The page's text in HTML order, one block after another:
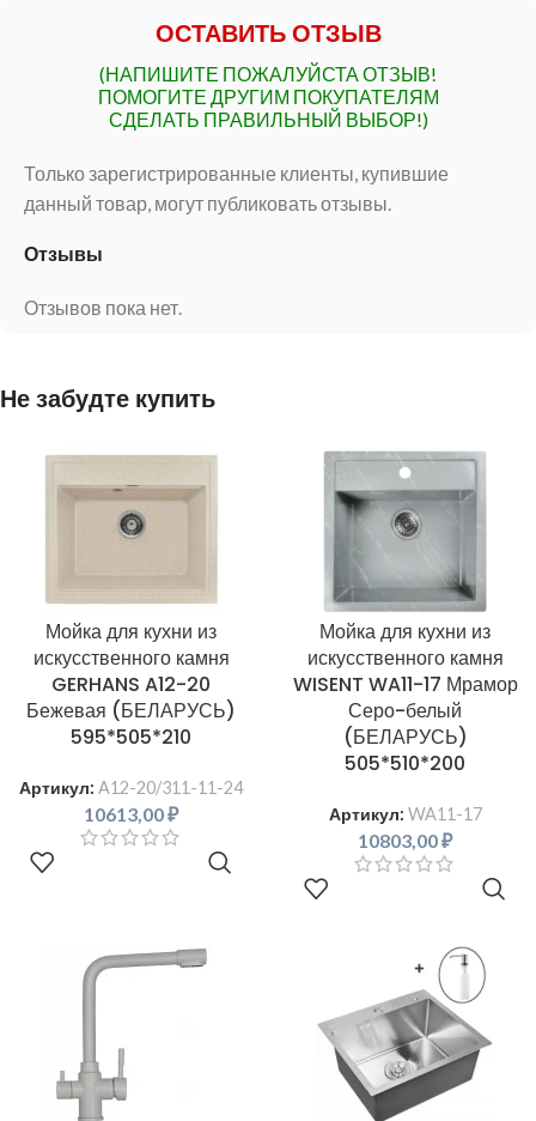
ОСТАВИТЬ ОТЗЫВ
(НАПИШИТЕ ПОЖАЛУЙСТА ОТЗЫВ!
ПОМОГИТЕ ДРУГИМ ПОКУПАТЕЛЯМ
СДЕЛАТЬ ПРАВИЛЬНЫЙ ВЫБОР!)
Отзывы
Отзывов пока нет.
Только зарегистрированные клиенты, купившие
данный товар, могут публиковать отзывы.
Не забудте купить
Мойка для кухни из
искусственного камня
GERHANS A12-20
Бежевая (БЕЛАРУСЬ)
595*505*210
Артикул: A12-20/311-11-24
10613,00₽
Мойка для кухни из
искусственного камня
WISENT WA11-17 Мрамор
Серо-белый
(БЕЛАРУСЬ)
505*510*200
Артикул: WA11-17
10803,00₽